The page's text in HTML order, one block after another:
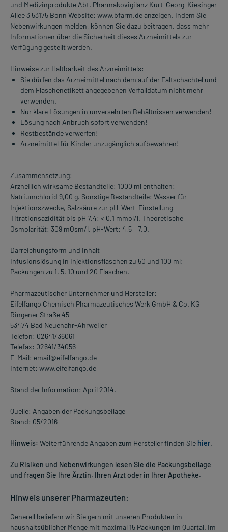
und Medizinprodukte Abt. Pharmakovigilanz Kurt-Georg-Kiesinger
Allee 3 53175 Bonn Website: www.bfarm.de anzeigen. Indem Sie
Nebenwirkungen melden, können Sie dazu beitragen, dass mehr
Informationen über die Sicherheit dieses Arzneimittels zur
Verfügung gestellt werden.
Hinweise zur Haltbarkeit des Arzneimittels:
Sie dürfen das Arzneimittel nach dem auf der Faltschachtel und
dem Flaschenetikett angegebenen Verfalldatum nicht mehr
verwenden.
Nur klare Lösungen in unversehrten Behältnissen verwenden!
Lösung nach Anbruch sofort verwenden!
Restbestände verwerfen!
Arzneimittel für Kinder unzugänglich aufbewahren!
Zusammensetzung:
Arzneilich wirksame Bestandteile: 1000 ml enthalten:
Natriumchlorid 9,00 g. Sonstige Bestandteile: Wasser für
Injektionszwecke, Salzsäure zur pH-Wert-Einstellung
Titrationsazidität bis pH 7,4: < 0,1 mmol/l. Theoretische
Osmolarität: 309 mOsm/l. pH-Wert: 4,5 – 7,0.
Darreichungsform und Inhalt
Infusionslösung in Injektionsflaschen zu 50 und 100 ml;
Packungen zu 1, 5, 10 und 20 Flaschen.
Pharmazeutischer Unternehmer und Hersteller:
Eifelfango Chemisch Pharmazeutisches Werk GmbH & Co. KG
Ringener Straße 45
53474 Bad Neuenahr-Ahrweiler
Telefon: 02641/36061
Telefax: 02641/34056
E-Mail: email@eifelfango.de
Internet: www.eifelfango.de
Stand der Information: April 2014.
Quelle: Angaben der Packungsbeilage
Stand: 05/2016
Hinweis: Weiterführende Angaben zum Hersteller finden Sie hier.
Zu Risiken und Nebenwirkungen lesen Sie die Packungsbeilage
und fragen Sie Ihre Ärztin, Ihren Arzt oder in Ihrer Apotheke.
Hinweis unserer Pharmazeuten:
Generell beliefern wir Sie gern mit unseren Produkten in
haushaltsüblicher Menge mit maximal 15 Packungen im Quartal. Im